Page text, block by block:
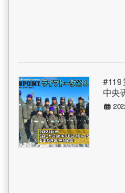
#119
中央